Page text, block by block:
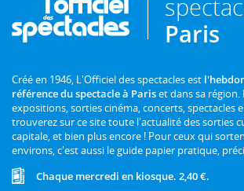
Paris
Créé en 1946, L'Officiel des spectacles est
référence du spectacle à Pariset dans sa région.
expositions, sorties cinéma, concerts, spectacles
trouverez sur ce site toute l'actualité des sorties
capitale, et bien plus encore ! Pour ceux qui
environs, c'est aussi le guide papier pratique,
Chaque mercredi en kiosque. 2,40 €.